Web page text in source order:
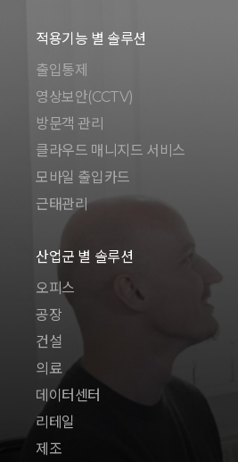
적용기능 별 솔루션
출입통제
영상보안(CCTV)
방문객 관리
클라우드 매니지드 서비스
모바일 출입카드
근태관리
산업군 별 솔루션
오피스
공장
건설
의료
데이터센터
리테일
제조